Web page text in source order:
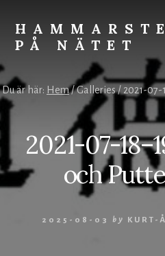
content
PÅ NÄTET
övervinner
kyla.
hetta.
och
Du är här: Hem/Galleries/ 2021-07-
2021-07-
och
2025-08-03 by KURT-